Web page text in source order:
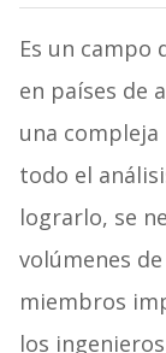
Es un campo
en países de
una
todo el
lograrlo, se
volúmenes
miembros
los